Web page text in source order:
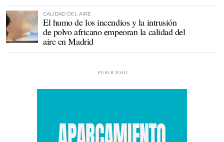
CALIDAD DEL AIRE
El humo de los incendios y la intrusión
de polvo africano empeoran la calidad del
aire en Madrid